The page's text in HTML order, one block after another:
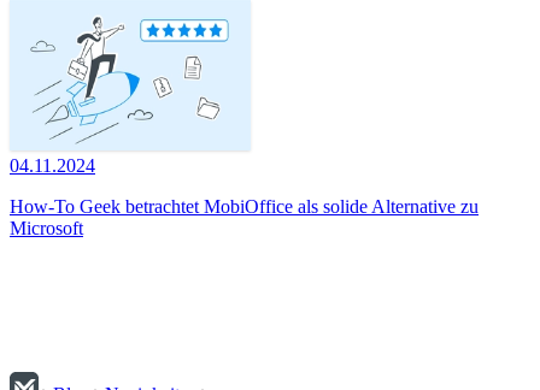
04.11.2024
How-To Geek betrachtet MobiOffice als solide Alternative zu
Microsoft